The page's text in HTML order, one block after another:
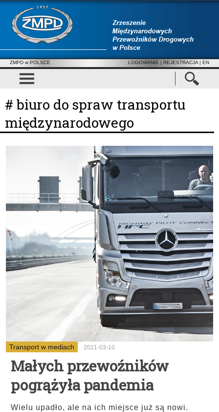
ZMPD w POLSCE LOGOWANIE | REJESTRACJA | EN
# biuro do spraw transportu
międzynarodowego
Transport w mediach 2021-03-10
Małych przewoźników
pogrążyła pandemia
Wielu upadło, ale na ich miejsce już są nowi.